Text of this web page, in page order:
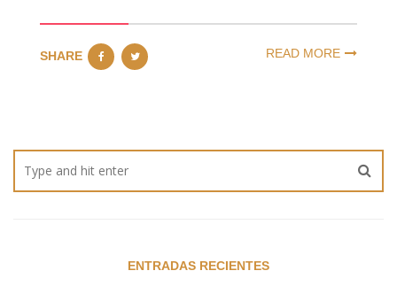
SHARE READ MORE
ENTRADAS RECIENTES